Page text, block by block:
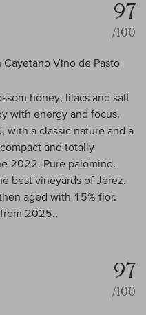
97
/100
Cayetano Vino de Pasto
honey, lilacs and salt
with energy and focus.
with a classic nature and a
and totally
2022. Pure palomino.
best vineyards of Jerez.
aged with 15% flor.
2025.,
97
/100